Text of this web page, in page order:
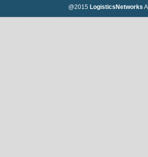
@2015 LogisticsNetworks